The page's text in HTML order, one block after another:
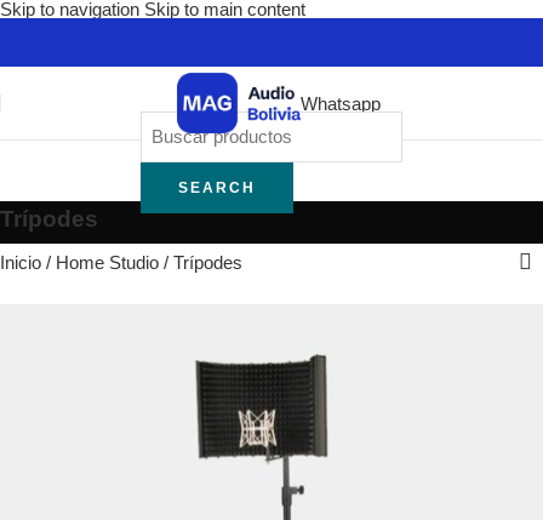
Skip to navigation Skip to main content
Whatsapp
SEARCH
Trípodes
Inicio / Home Studio / Trípodes